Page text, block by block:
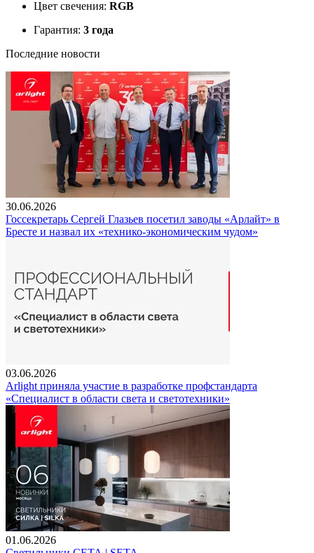
Цвет свечения: RGB
Гарантия: 3 года
Последние новости
30.06.2026
Госсекретарь Сергей Глазьев посетил заводы «Арлайт» в
Бресте и назвал их «технико-экономическим чудом»
03.06.2026
Arlight приняла участие в разработке профстандарта
«Специалист в области света и светотехники»
01.06.2026